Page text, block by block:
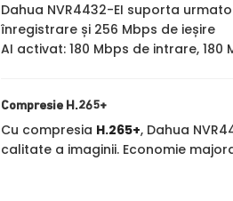
Dahua NVR4432-EI suporta
înregistrare și 256 Mbps de ieșire
AI activat: 180 Mbps de intrare,
Compresie H.265+
Cu compresia H.265+, Dahua
calitate a imaginii. Economie